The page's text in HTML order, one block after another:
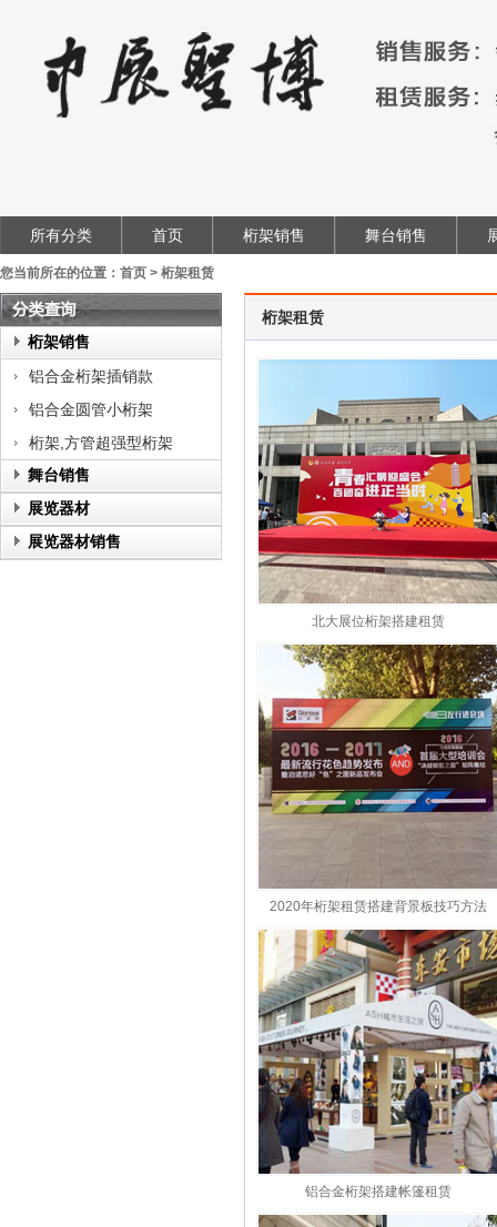
所有分类 首页 桁架销售 舞台销售
您当前所在的位置： 首页 > 桁架租赁
桁架销售
铝合金桁架插销款
铝合金圆管小桁架
桁架,方管超强型桁架
舞台销售
展览器材
展览器材销售
桁架租赁
北大展位桁架搭建租赁
2020年桁架租赁搭建背景板技巧方法
铝合金桁架搭建帐篷租赁